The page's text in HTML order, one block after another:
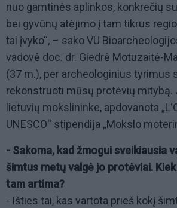
nuo gamtinės aplinkos, konkrečių
bei gyvūnų atėjimo į tam tikrus
tai įvyko“, – sako VU
vadovė doc. dr. Giedrė Motuzaitė-
(37 m.), per archeologinius tyrimus
rekonstruoti mūsų protėvių mitybą.
lietuvių mokslininke, apdovanota
UNESCO“ stipendija „Mokslo
- Sakoma, kad žmogui sveikiausia
šimtus metų valgė jo protėviai.
tam artima?
- Išties tai, kas vartota prieš kokį